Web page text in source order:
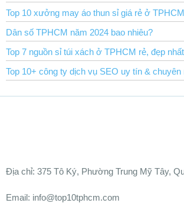
Top 10 xưởng may áo thun sỉ giá rẻ ở TPHCM
Dân số TPHCM năm 2024 bao nhiêu?
Top 7 nguồn sỉ túi xách ở TPHCM rẻ, đẹp nhất
Top 10+ công ty dịch vụ SEO uy tín &
Ðịa chỉ: 375 Tô Ký, Phường Trung Mỹ Tây,
Email: info@top10tphcm.com